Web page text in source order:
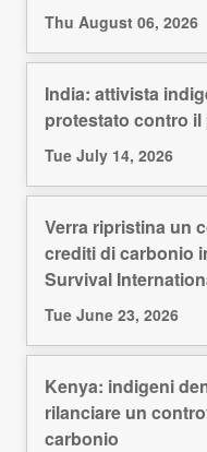
Thu August 06, 2026
India: attivista
protestato contro
Tue July 14, 2026
Verra ripristina un
crediti di carbonio
Survival
Tue June 23, 2026
Kenya: indigeni
rilanciare un
carbonio